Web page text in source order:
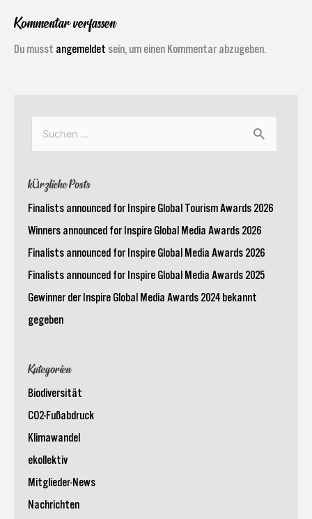
Kommentar verfassen
Du musst angemeldet sein, um einen Kommentar abzugeben.
Suchen
kürzliche Posts
Finalists announced for Inspire Global Tourism Awards 2026
Winners announced for Inspire Global Media Awards 2026
Finalists announced for Inspire Global Media Awards 2026
Finalists announced for Inspire Global Media Awards 2025
Gewinner der Inspire Global Media Awards 2024 bekannt
gegeben
Kategorien
Biodiversität
CO2-Fußabdruck
Klimawandel
ekollektiv
Mitglieder-News
Nachrichten